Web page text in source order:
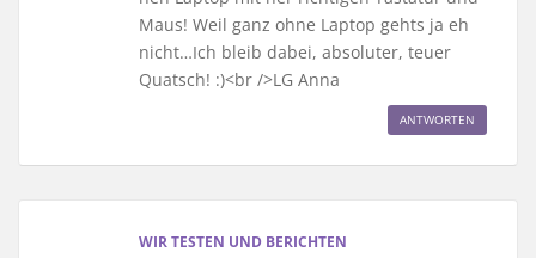
Maus! Weil ganz ohne Laptop gehts ja eh
nicht…Ich bleib dabei, absoluter, teuer
Quatsch! :)<br />LG Anna
ANTWORTEN
WIR TESTEN UND BERICHTEN